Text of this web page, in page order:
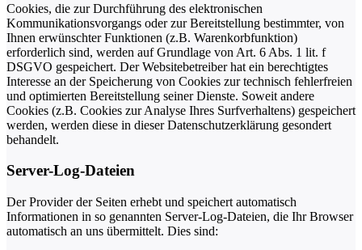
Cookies, die zur Durchführung des elektronischen
Kommunikationsvorgangs oder zur Bereitstellung bestimmter, von
Ihnen erwünschter Funktionen (z.B. Warenkorbfunktion)
erforderlich sind, werden auf Grundlage von Art. 6 Abs. 1 lit. f
DSGVO gespeichert. Der Websitebetreiber hat ein berechtigtes
Interesse an der Speicherung von Cookies zur technisch fehlerfreien
und optimierten Bereitstellung seiner Dienste. Soweit andere
Cookies (z.B. Cookies zur Analyse Ihres Surfverhaltens) gespeichert
werden, werden diese in dieser Datenschutzerklärung gesondert
behandelt.
Server-Log-Dateien
Der Provider der Seiten erhebt und speichert automatisch
Informationen in so genannten Server-Log-Dateien, die Ihr Browser
automatisch an uns übermittelt. Dies sind: